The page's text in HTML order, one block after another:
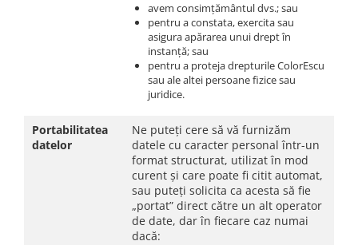
avem consimțământul dvs.; sau
pentru a constata, exercita sau
asigura apărarea unui drept în
instanță; sau
pentru a proteja drepturile ColorEscu
sau ale altei persoane fizice sau
juridice.
Portabilitatea
datelor
Ne puteți cere să vă furnizăm
datele cu caracter personal într-un
format structurat, utilizat în mod
curent și care poate fi citit automat,
sau puteți solicita ca acesta să fie
„portat” direct către un alt operator
de date, dar în fiecare caz numai
dacă: